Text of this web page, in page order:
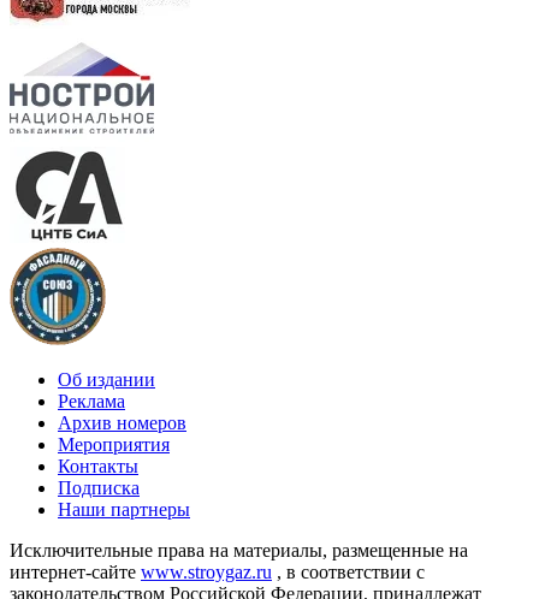
Об издании
Реклама
Архив номеров
Мероприятия
Контакты
Подписка
Наши партнеры
Исключительные права на материалы, размещенные на
интернет-сайте www.stroygaz.ru , в соответствии с
законодательством Российской Федерации, принадлежат